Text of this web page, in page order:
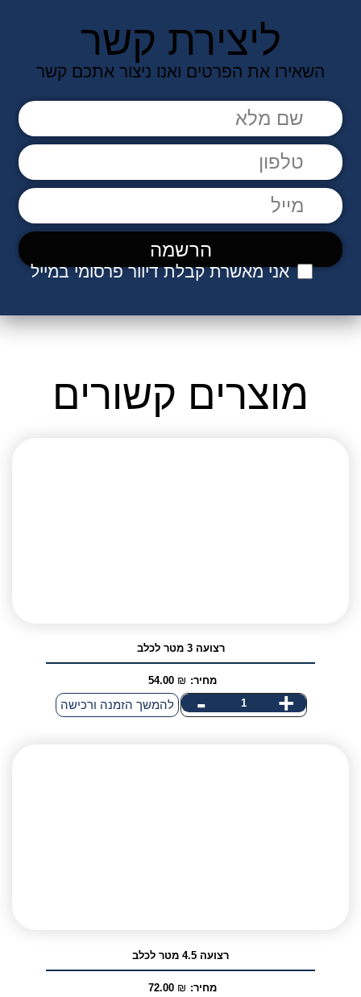
ליצירת קשר
השאירו את הפרטים ואנו ניצור אתכם קשר
אני מאשרת קבלת דיוור פרסומי במייל
מוצרים קשורים
רצועה 3 מטר לכלב
מחיר: 54.00 ₪
+
כמות
- להמשך הזמנה ורכישה
רצועה 4.5 מטר לכלב
מחיר: 72.00 ₪